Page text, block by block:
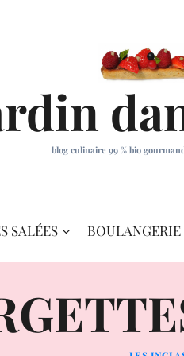
blog culinaire 99 % bio
SALÉES BOULANGERIE